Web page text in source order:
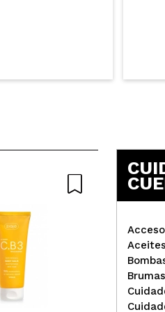
rico, es pastosito pero se
y le viene muy bien
Ziaja -
niños
Aceites
Brumas